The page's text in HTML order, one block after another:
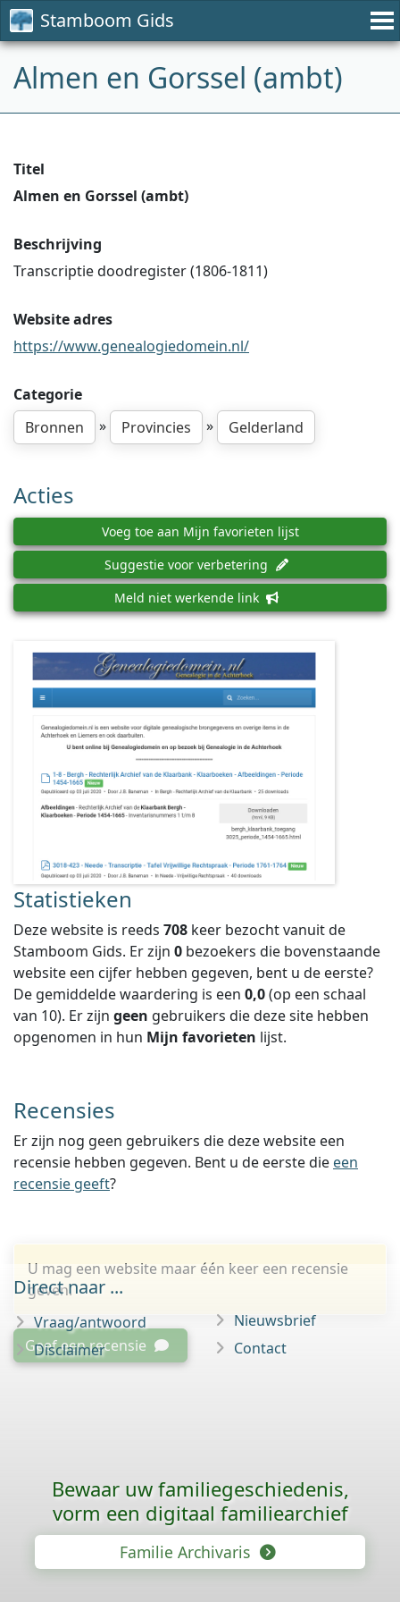
Stamboom Gids
Almen en Gorssel (ambt)
Titel
Almen en Gorssel (ambt)
Beschrijving
Transcriptie doodregister (1806-1811)
Website adres
https://www.genealogiedomein.nl/
Categorie
Bronnen
» Provincies » Gelderland
Acties
Voeg toe aan Mijn favorieten lijst
Suggestie voor verbetering
Meld niet werkende link
Statistieken
Deze website is reeds 708 keer bezocht vanuit de
Stamboom Gids. Er zijn 0 bezoekers die bovenstaande
website een cijfer hebben gegeven, bent u de eerste?
De gemiddelde waardering is een 0,0(op een schaal
van 10). Er zijn geen gebruikers die deze site hebben
opgenomen in hun Mijn favorieten lijst.
Recensies
Er zijn nog geen gebruikers die deze website een
recensie hebben gegeven. Bent u de eerste die een
recensie geeft?
U mag een website maar één keer een recensie
geven.
Geef een recensie
Direct naar ...
Vraag/antwoord
Disclaimer
Nieuwsbrief
Contact
Bewaar uw familie­geschiedenis,
vorm een digitaal familiearchief
Familie Archivaris